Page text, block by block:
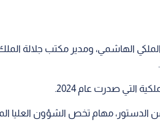
الملكي الهاشمي، ومدير مكتب جلالة
التي صدرت عام 2024.
بالمجلس الذي أنشئ وفقا لأحكام المادة 122 من الدستور، مهام تخص